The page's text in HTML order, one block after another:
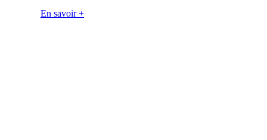
En savoir +